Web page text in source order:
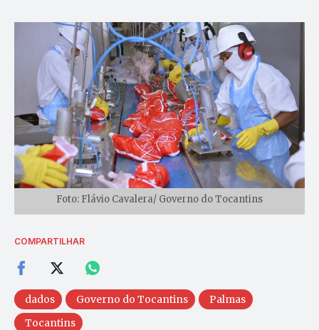
Foto: Flávio Cavalera/ Governo do Tocantins
COMPARTILHAR
dados Governo do Tocantins
Palmas
Tocantins